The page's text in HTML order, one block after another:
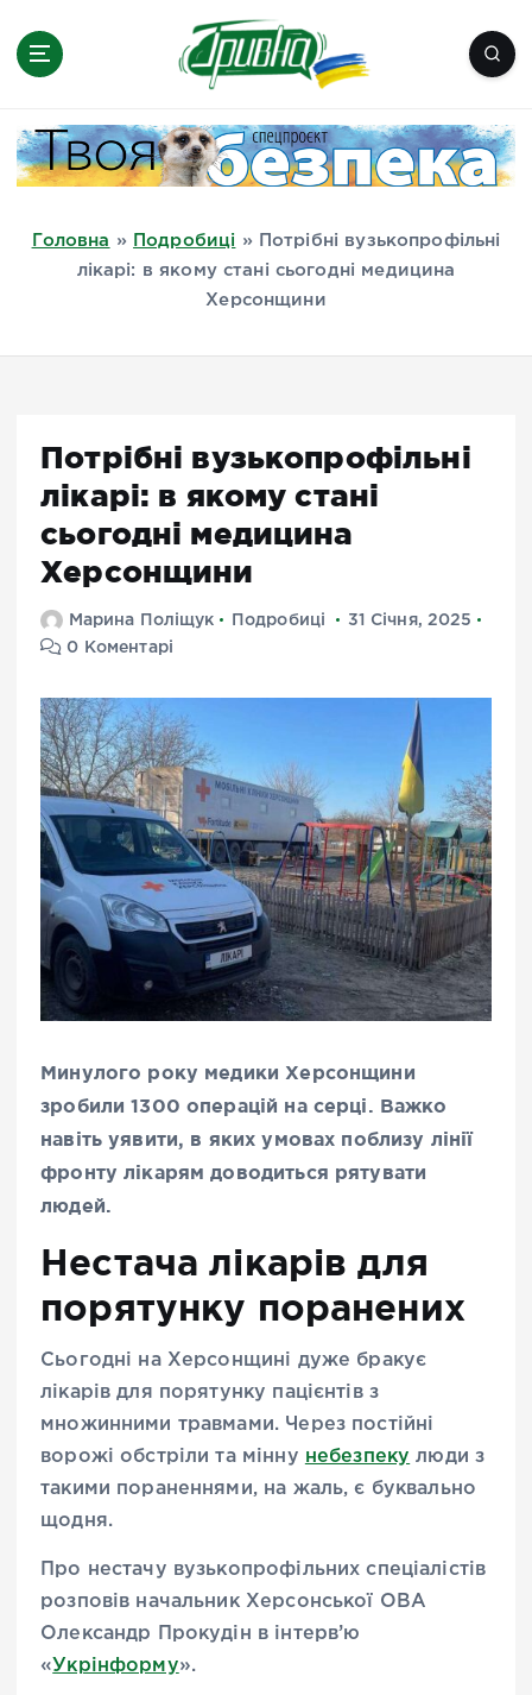
Миколаїв, Одеса, Мелітополь
Головна » Подробиці »
Потрібні вузькопрофільні
лікарі: в якому стані сьогодні медицина
Херсонщини
Потрібні вузькопрофільні
лікарі: в якому стані
сьогодні медицина
Херсонщини
Марина Поліщук Подробиці
31 Січня, 2025
0 Коментарі
Минулого року медики Херсонщини
зробили 1300 операцій на серці. Важко
навіть уявити, в яких умовах поблизу лінії
фронту лікарям доводиться рятувати
людей.
Нестача лікарів для
порятунку поранених
Сьогодні на Херсонщині дуже бракує
лікарів для порятунку пацієнтів з
множинними травмами. Через постійні
ворожі обстріли та мінну небезпеку люди з
такими пораненнями, на жаль, є буквально
щодня.
Про нестачу вузькопрофільних спеціалістів
розповів начальник Херсонської ОВА
Олександр Прокудін в інтерв’ю
«Укрінформу».